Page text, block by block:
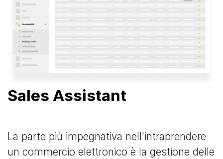
Sales Assistant
La parte più impegnativa nell'intraprendere
un commercio elettronico è la gestione delle